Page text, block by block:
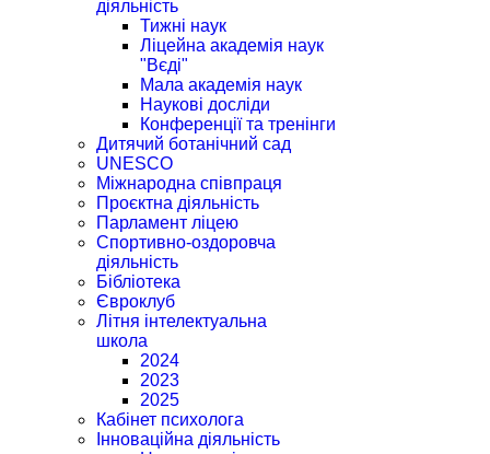
діяльність
Тижні наук
Ліцейна академія наук
"Вєді"
Мала академія наук
Наукові досліди
Конференції та тренінги
Дитячий ботанічний сад
UNESCO
Міжнародна співпраця
Проєктна діяльність
Парламент ліцею
Спортивно-оздоровча
діяльність
Бібліотека
Євроклуб
Літня інтелектуальна
школа
2024
2023
2025
Кабінет психолога
Інноваційна діяльність